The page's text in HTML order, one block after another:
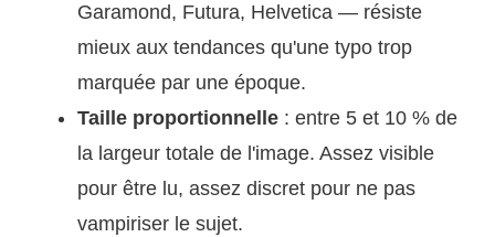
Garamond, Futura, Helvetica — résiste
mieux aux tendances qu'une typo trop
marquée par une époque.
Taille proportionnelle : entre 5 et 10 % de
la largeur totale de l'image. Assez visible
pour être lu, assez discret pour ne pas
vampiriser le sujet.